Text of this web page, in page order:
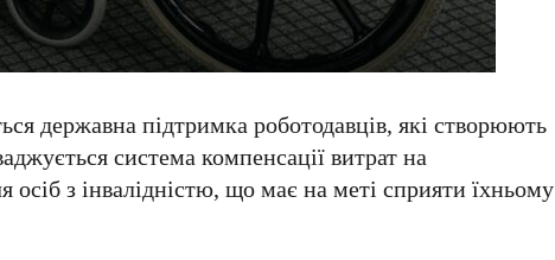
державна підтримка роботодавців, які створюють
система компенсації витрат на
з інвалідністю, що має на меті сприяти їхньому